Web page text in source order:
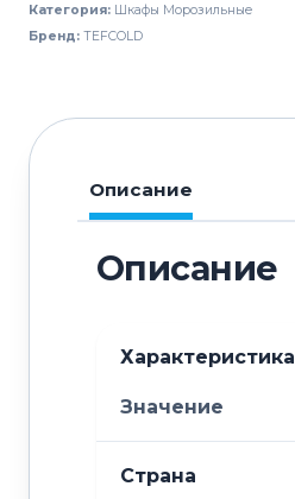
UFFS370G
Категория: Шкафы Морозильные
Бренд: TEFCOLD
Описание
Описание
Характеристика
Значение
Страна